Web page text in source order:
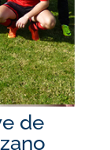
de